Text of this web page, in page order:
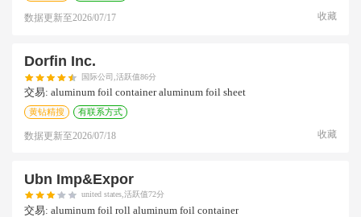
数据更新至2026/07/17 收藏
Dorfin Inc.
国际公司,活跃值86分
交易: aluminum foil container aluminum foil sheet
黄钻精搜 有联系方式
数据更新至2026/07/18 收藏
Ubn Imp&expor
united states,活跃值72分
交易: aluminum foil roll aluminum foil container